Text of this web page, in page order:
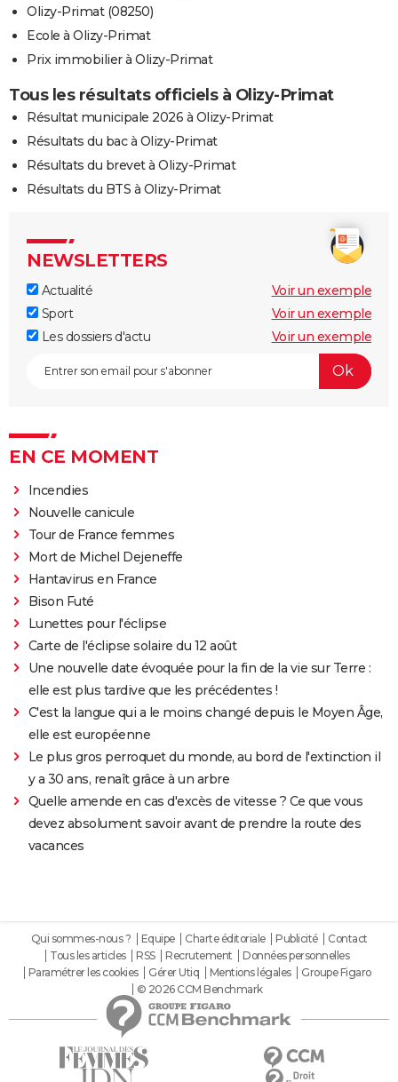
Olizy-Primat (08250)
Ecole à Olizy-Primat
Prix immobilier à Olizy-Primat
Tous les résultats officiels à Olizy-Primat
Résultat municipale 2026 à Olizy-Primat
Résultats du bac à Olizy-Primat
Résultats du brevet à Olizy-Primat
Résultats du BTS à Olizy-Primat
NEWSLETTERS
Actualité
Voir un exemple
Sport
Voir un exemple
Les dossiers d'actu
Voir un exemple
EN CE MOMENT
Incendies
Nouvelle canicule
Tour de France femmes
Mort de Michel Dejeneffe
Hantavirus en France
Bison Futé
Lunettes pour l'éclipse
Carte de l'éclipse solaire du 12 août
Une nouvelle date évoquée pour la fin de la vie sur Terre :
elle est plus tardive que les précédentes !
C'est la langue qui a le moins changé depuis le Moyen Âge,
elle est européenne
Le plus gros perroquet du monde, au bord de l'extinction il
y a 30 ans, renaît grâce à un arbre
Quelle amende en cas d'excès de vitesse ? Ce que vous
devez absolument savoir avant de prendre la route des
vacances
Qui sommes-nous ? Equipe Charte éditoriale Publicité
Contact
Tous les articles
RSS Recrutement
Données personnelles
Paramétrer les cookies
Gérer Utiq Mentions légales
Groupe Figaro
© 2026 CCM Benchmark